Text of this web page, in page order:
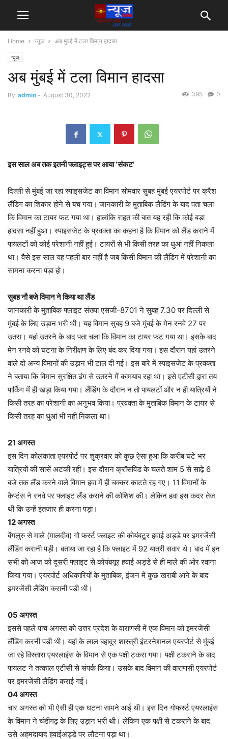
Home न्यूज अब मुंबई में टला विमान हादसा
न्यूज
अब मुंबई में टला विमान हादसा
By admin - August 30, 2022 0
395
इस साल अब तक इतनी फ्लाइट्स पर आया ‘संकट’
दिल्ली से मुंबई जा रहा स्पाइसजेट का विमान सोमवार सुबह मुंबई एयरपोर्ट पर क्रैश
लैंडिंग का शिकार होने से बच गया। जानकारी के मुताबिक लैंडिंग के बाद पता चला
कि विमान का टायर फट गया था। हालांकि राहत की बात यह रही कि कोई बड़ा
हादसा नहीं हुआ। स्पाइसजेट के प्रवक्ता का कहना है कि विमान को लैंड कराने में
पायलटों को कोई परेशानी नहीं हुई। टायरों से भी किसी तरह का धुआं नहीं निकला
था। वैसे इस साल यह पहली बार नहीं है जब किसी विमान की लैंडिंग में परेशानी का
सामना करना पड़ा हो।
सुबह नौ बजे विमान ने किया था लैंड
जानकारी के मुताबिक फ्लाइट संख्या एसजी-8701 ने सुबह 7.30 पर दिल्ली से
मुंबई के लिए उड़ान भरी थी। यह विमान सुबह 9 बजे मुंबई के मेन रनवे 27 पर
उतरा। यहां उतरने के बाद पता चला कि विमान का टायर फट गया था। इसके बाद
मेन रनवे को घटना के निरीक्षण के लिए बंद कर दिया गया। इस दौरान यहां उतरने
वाले दो अन्य विमानों की उड़ान भी टाल दी गई। इस बारे में स्पाइसजेट के प्रवक्ता
ने बताया कि विमान सुरक्षित ढंग से उतरने में कामयाब रहा था। इसे एटीसी द्वारा तय
पार्किंग में ही खड़ा किया गया। लैंडिंग के दौरान न तो पायलटों और न ही यात्रियों ने
किसी तरह का परेशानी का अनुभव किया। प्रवक्ता के मुताबिक विमान के टायर से
किसी तरह का धुआं भी नहीं निकला था।
21 अगस्त
इस दिन कोलकाता एयरपोर्ट पर शुक्रवार को कुछ ऐसा हुआ कि करीब घंटे भर
यात्रियों की सांसें अटकी रहीं। इस दौरान क्रॉसविंड के चलते शाम 5 से साढ़े 6
बजे तक लैंड करने वाले विमान हवा में ही चक्कर काटते रह गए। 11 विमानों के
कैप्टंस ने रनवे पर फ्लाइट लैंड कराने की कोशिश की। लेकिन हवा इस कदर तेज
थी कि उन्हें इंतजार ही करना पड़ा।
12 अगस्त
बेंगलुरु से माले (मालदीव) गो फर्स्ट फ्लाइट की कोयंबटूर हवाई अड्डे पर इमरजेंसी
लैंडिंग करानी पड़ी। बताया जा रहा है कि फ्लाइट में 92 यात्री सवार थे। बाद में इन
सभी को आज को दूसरी फ्लाइट से कोयंबयूर हवाई अड्डे से ही माले की ओर रवाना
किया गया। एयरपोर्ट अधिकारियों के मुताबिक, इंजन में कुछ खराबी आने के बाद
इमरजेंसी लैंडिंग करानी पड़ी थी।
05 अगस्त
इससे पहले पांच अगस्त को उत्तर प्रदेश के वाराणसी में एक विमान को इमरजेंसी
लैंडिंग करनी पड़ी थी। यहां के लाल बहादुर शास्त्री इंटरनेशनल एयरपोर्ट से मुंबई
जा रहे विस्तारा एयरलाइंस के विमान से एक पक्षी टकरा गया। पक्षी टकराने के बाद
पायलट ने तत्काल एटीसी से संपर्क किया। उसके बाद विमान की वाराणसी एयरपोर्ट
पर इमरजेंसी लैंडिंग कराई गई।
04 अगस्त
चार अगस्त को भी ऐसी ही एक घटना सामने आई थी। इस दिन गोफर्स्ट एयरलाइंस
के विमान ने चंडीगढ़ के लिए उड़ान भरी थी। लेकिन एक पक्षी से टकराने के बाद
उसे अहमदाबाद हवाईअड्डे पर लौटना पड़ा था।